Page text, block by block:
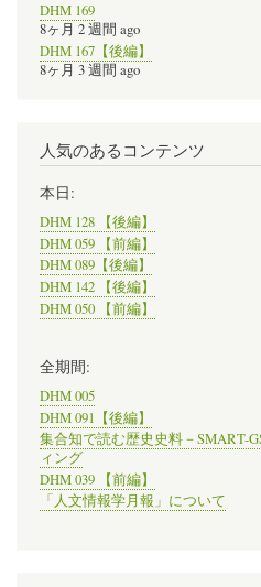
DHM 169
8ヶ月 2 週間 ago
DHM 167【後編】
8ヶ月 3 週間 ago
人気のあるコンテンツ
本日:
DHM 128 【後編】
DHM 059 【前編】
DHM 089【後編】
DHM 142 【後編】
DHM 050 【前編】
全期間:
DHM 005
DHM 091【後編】
集合知で読む歴史史料－SMART-
ィング
DHM 039 【前編】
「人文情報学月報」について